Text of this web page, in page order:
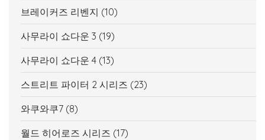
브레이커즈 리벤지 (10)
사무라이 쇼다운 3 (19)
사무라이 쇼다운 4 (13)
스트리트 파이터 2 시리즈 (23)
와쿠와쿠7 (8)
월드 히어로즈 시리즈 (17)